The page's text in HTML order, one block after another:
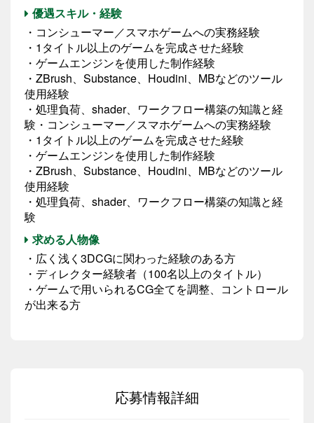
優遇スキル・経験
・コンシューマー／スマホゲームへの実務経験
・1タイトル以上のゲームを完成させた経験
・ゲームエンジンを使用した制作経験
・ZBrush、Substance、Houdini、MBなどのツール
使用経験
・処理負荷、shader、ワークフロー構築の知識と経
験・コンシューマー／スマホゲームへの実務経験
・1タイトル以上のゲームを完成させた経験
・ゲームエンジンを使用した制作経験
・ZBrush、Substance、Houdini、MBなどのツール
使用経験
・処理負荷、shader、ワークフロー構築の知識と経
験
求める人物像
・広く浅く3DCGに関わった経験のある方
・ディレクター経験者（100名以上のタイトル）
・ゲームで用いられるCG全てを調整、コントロール
が出来る方
応募情報詳細